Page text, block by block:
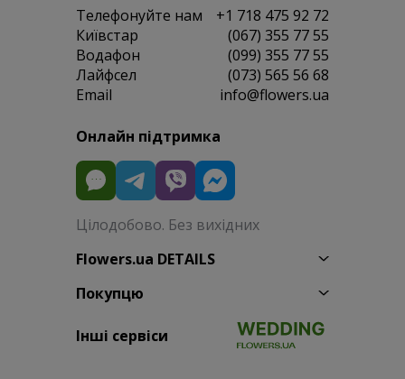
Телефонуйте нам
+1 718 475 92 72
Київстар
(067) 355 77 55
Водафон
(099) 355 77 55
Лайфсел
(073) 565 56 68
Email
info@flowers.ua
Онлайн підтримка
Цілодобово. Без вихідних
Flowers.ua DETAILS
Покупцю
Інші сервіси